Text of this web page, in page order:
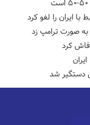
با ایران را لغو کرد
صورت ترامپ زد
فاش کرد